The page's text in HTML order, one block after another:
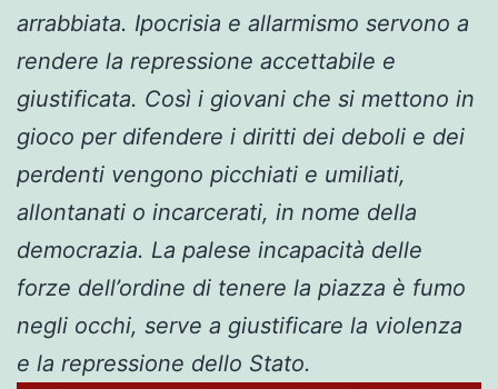
arrabbiata. Ipocrisia e allarmismo servono a
rendere la repressione accettabile e
giustificata. Così i giovani che si mettono in
gioco per difendere i diritti dei deboli e dei
perdenti vengono picchiati e umiliati,
allontanati o incarcerati, in nome della
democrazia. La palese incapacità delle
forze dell’ordine di tenere la piazza è fumo
negli occhi, serve a giustificare la violenza
e la repressione dello Stato.